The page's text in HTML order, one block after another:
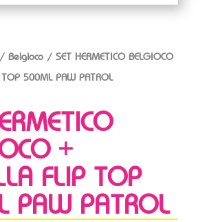
Belgioco/ SET HERMETICO BELGIOCO
500ML PAW PATROL
+
FLIP TOP
PAW PATROL